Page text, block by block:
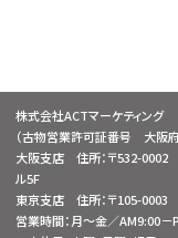
株式会社ACTマーケティング
（古物営業許可証番号 大阪
大阪支店 住所：〒532-0002
ル5F
東京支店 住所：〒105-0003
営業時間：月～金／AM9:00